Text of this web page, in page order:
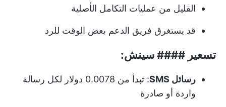
القليل من عمليات التكامل الأصلية
قد يستغرق فريق الدعم بعض الوقت للرد
تسعير #### سينش:
رسائل SMS
: تبدأ من 0.0078 دولار لكل رسالة
واردة أو صادرة